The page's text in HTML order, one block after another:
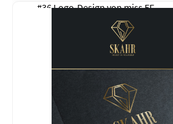
#36 Logo-Design vonmiss EF